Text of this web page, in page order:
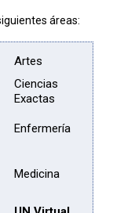
áreas:
Artes
Ciencias
Exactas
Enfermería
Medicina